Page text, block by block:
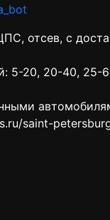
отсев, с
5-20, 20-40, 25-
saint-